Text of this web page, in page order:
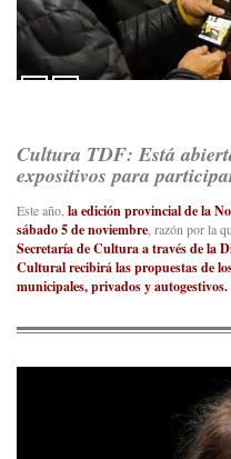
Cultura TDF: Está
expositivos para
Este año,la edición provincial de la
sábado 5 de noviembre, razón por la
Secretaría de Cultura a través de la
Cultural recibirá las propuestas de
municipales, privados y autogestivos.